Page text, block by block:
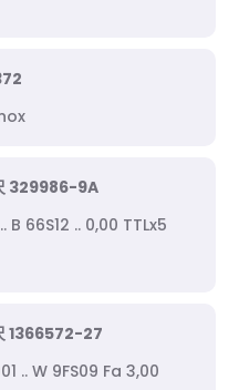
329986-9A
66S12 .. 0,00 TTLx5
1366572-27
.. W 9FS09 Fa 3,00